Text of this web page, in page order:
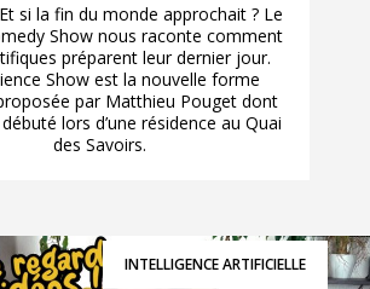
si la fin du monde approchait ? Le
Show nous raconte comment
préparent leur dernier jour.
Show est la nouvelle forme
par Matthieu Pouget dont
lors d’une résidence au Quai
des Savoirs.
INTELLIGENCE ARTIFICIELLE